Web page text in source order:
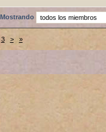
Mostrando
3 > »